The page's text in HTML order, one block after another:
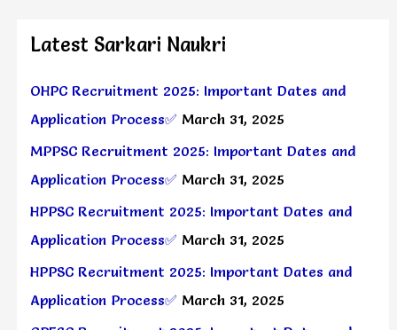
Latest Sarkari Naukri
OHPC Recruitment 2025: Important Dates and
Application Process✅ March 31, 2025
MPPSC Recruitment 2025: Important Dates and
Application Process✅ March 31, 2025
HPPSC Recruitment 2025: Important Dates and
Application Process✅ March 31, 2025
HPPSC Recruitment 2025: Important Dates and
Application Process✅ March 31, 2025